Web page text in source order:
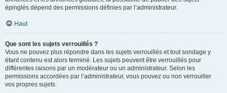
épinglés dépend des permissions définies par l’administrateur.
Haut
Que sont les sujets verrouillés ?
Vous ne pouvez plus répondre dans les sujets verrouillés et tout sondage y
étant contenu est alors terminé. Les sujets peuvent être verrouillés pour
différentes raisons par un modérateur ou un administrateur. Selon les
permissions accordées par l’administrateur, vous pouvez ou non verrouiller
vos propres sujets.